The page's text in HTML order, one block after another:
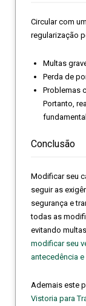
Circular com
regularização
Multas
Perda de
Problemas
Portanto,
Conclusão
Modificar seu
seguir as
segurança e
todas as
evitando
modificar seu
antecedência
Ademais este
Vistoria para